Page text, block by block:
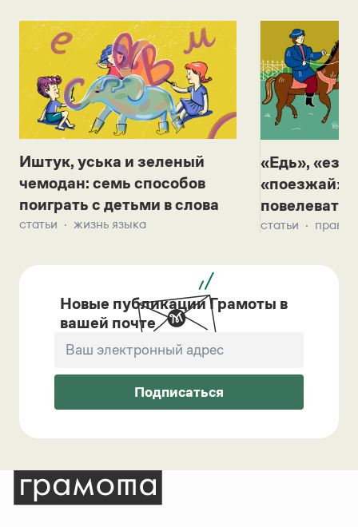
Иштук, уська и зеленый
чемодан: семь способов
поиграть с детьми в слова
статьи жизнь языка
«Едь»,
«поезжай»?
повелевать
статьи
Новые публикации Грамоты в
вашей почте
Подписаться